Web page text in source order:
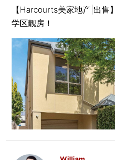
【Harcourts美家地产|出
学区靓房！